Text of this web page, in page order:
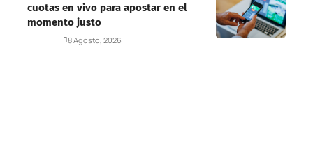
cuotas en vivo para apostar en el
momento justo
8 Agosto, 2026